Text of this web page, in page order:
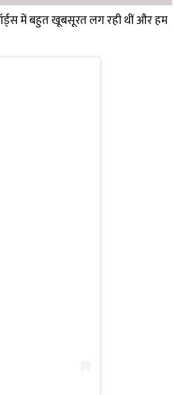
में बहुत खूबसूरत लग रही थीं और हम